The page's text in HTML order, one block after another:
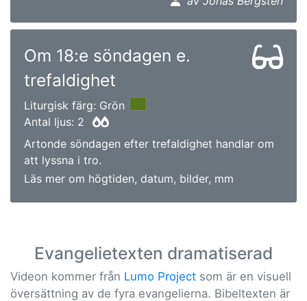
Om 18:e söndagen e.
trefaldighet
Liturgisk färg: Grön
Antal ljus: 2
Artonde söndagen efter trefaldighet handlar om
att lyssna i tro.
Läs mer om högtiden, datum, bilder, mm
Evangelietexten dramatiserad
Videon kommer från Lumo Project som är en visuell
översättning av de fyra evangelierna. Bibeltexten är